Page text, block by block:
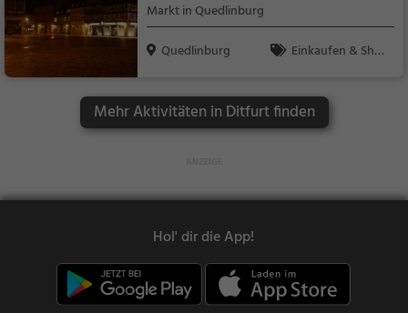
Markt in Quedlinburg
Quedlinburg
Einkaufen & Shop
Mehr Aktivitäten in Ditfurt finden
Hol' dir die App!